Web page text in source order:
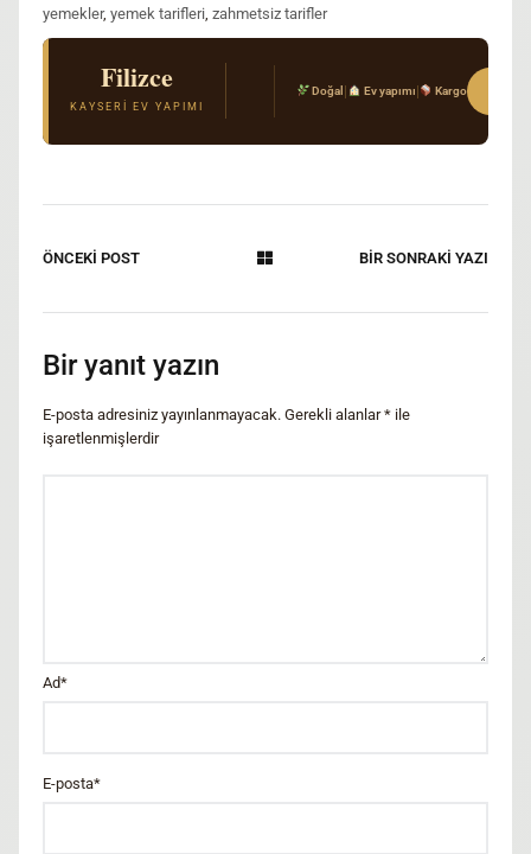
yemekler, yemek tarifleri zahmetsiz tarifler
Filizce
KAYSERI EV YAPIMI
El Açması Mantı & Ev Yemekleri
Gerçek Kayseri tarifi · Kimyasal katkı yok ·
Doğal | Ev yapımı| Kargo
ÖNCEKİ POST BİR SONRAKİ YAZI
Bir yanıt yazın
E-posta adresiniz yayınlanmayacak. Gerekli alanlar* ile
işaretlenmişlerdir
Ad*
E-posta*